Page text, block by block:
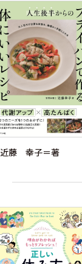
近藤 幸子＝著